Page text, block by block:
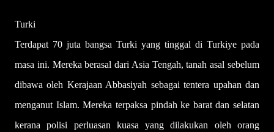
Turki
Terdapat 70 juta bangsa Turki yang tinggal di Turkiye pada
masa ini. Mereka berasal dari Asia Tengah, tanah asal sebelum
dibawa oleh Kerajaan Abbasiyah sebagai tentera upahan dan
menganut Islam. Mereka terpaksa pindah ke barat dan selatan
kerana polisi perluasan kuasa yang dilakukan oleh orang